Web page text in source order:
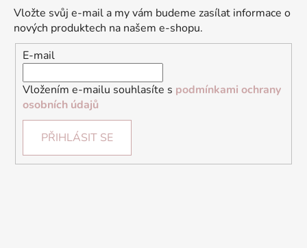
Vložte svůj e-mail a my vám budeme zasílat informace o
nových produktech na našem e-shopu.
E-mail
Vložením e-mailu souhlasíte s podmínkami ochrany
osobních údajů
PŘIHLÁSIT SE